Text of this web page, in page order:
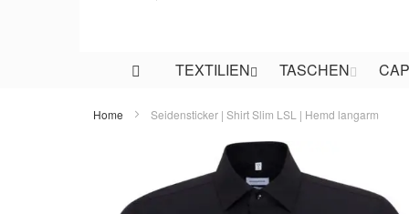
TEXTILIEN TASCHEN
Home Seidensticker | Shirt Slim LSL | Hemd langarm
Bildergalerie